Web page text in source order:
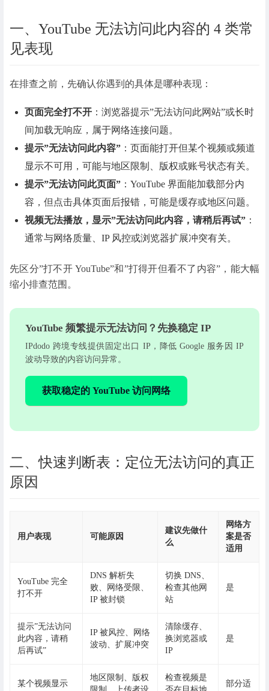
一、YouTube 无法访问此内容的 4 类常
见表现
在排查之前，先确认你遇到的具体是哪种表现：
页面完全打不开 ：浏览器提示”无法访问此网站”或长时
间加载无响应，属于网络连接问题。
提示”无法访问此内容” ：页面能打开但某个视频或频道
显示不可用，可能与地区限制、版权或账号状态有关。
提示”无法访问此页面” ：YouTube 界面能加载部分内
容，但点击具体页面后报错，可能是缓存或地区问题。
视频无法播放，显示”无法访问此内容，请稍后再试” ：
通常与网络质量、IP 风控或浏览器扩展冲突有关。
先区分”打不开 YouTube”和”打得开但看不了内容”，能大幅
缩小排查范围。
YouTube 频繁提示无法访问？先换稳定 IP
IPdodo 跨境专线提供固定出口 IP，降低 Google 服务因 IP
波动导致的内容访问异常。
获取稳定的 YouTube 访问网络
二、快速判断表：定位无法访问的真正
原因
用户表现 可能原因
建议先做什
么
网络方
案是否
适用
YouTube 完全
打不开
DNS 解析失
败、网络受限、
IP 被封锁
切换 DNS、
检查其他网
站
是
提示”无法访问
此内容，请稍
后再试”
IP 被风控、网络
波动、扩展冲突
清除缓存、
换浏览器或
IP
是
某个视频显示
地区限制、版权
检查视频是
部分适